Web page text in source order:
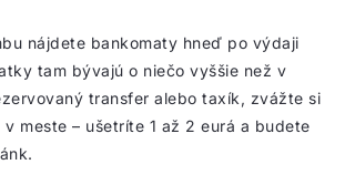
nájdete bankomaty hneď po výdaji
tam bývajú o niečo vyššie než v
transfer alebo taxík, zvážte si
meste – ušetríte 1 až 2 eurá a budete